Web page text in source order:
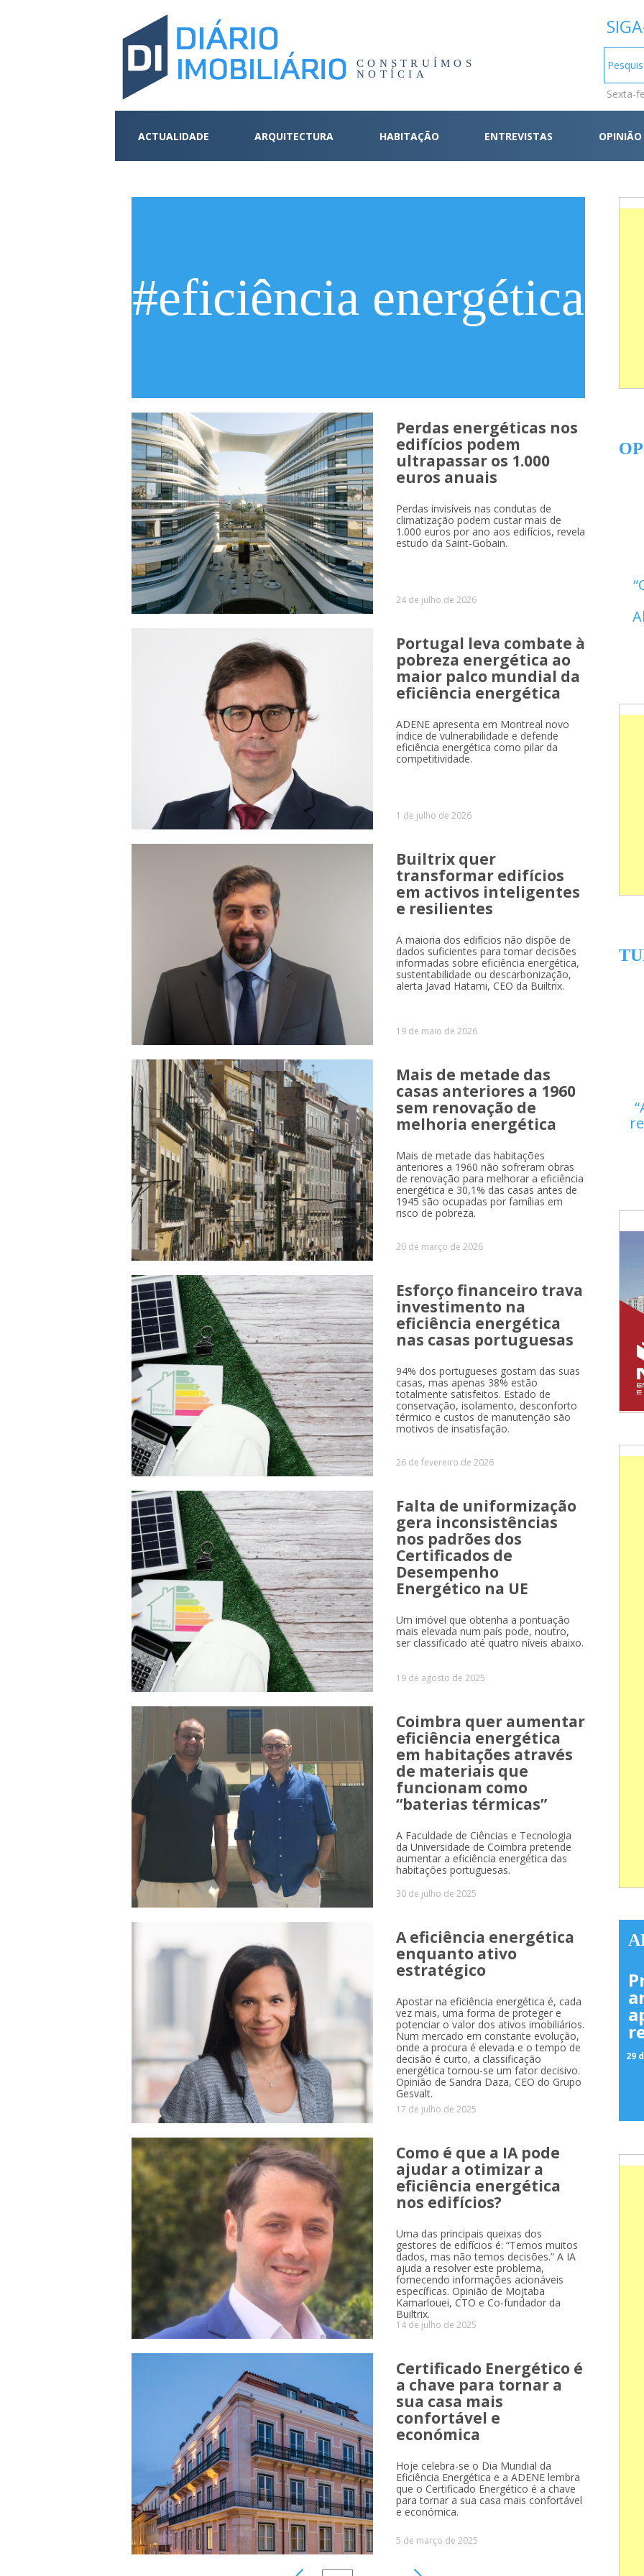
CONSTRUÍMOS
NOTÍCIA
Sexta-
ACTUALIDADE ARQUITECTURA HABITAÇÃO ENTREVISTAS OPINIÃO
#eficiência energética
Perdas energéticas nos
edifícios podem
ultrapassar os 1.000
euros anuais
Perdas invisíveis nas condutas de
climatização podem custar mais de
1.000 euros por ano aos edifícios, revela
estudo da Saint-Gobain.
24 de julho de 2026
Portugal leva combate à
pobreza energética ao
maior palco mundial da
eficiência energética
ADENE apresenta em Montreal novo
índice de vulnerabilidade e defende
eficiência energética como pilar da
competitividade.
1 de julho de 2026
Builtrix quer
transformar edifícios
em activos inteligentes
e resilientes
A maioria dos edifícios não dispõe de
dados suficientes para tomar decisões
informadas sobre eficiência energética,
sustentabilidade ou descarbonização,
alerta Javad Hatami, CEO da Builtrix.
19 de maio de 2026
Mais de metade das
casas anteriores a 1960
sem renovação de
melhoria energética
Mais de metade das habitações
anteriores a 1960 não sofreram obras
de renovação para melhorar a eficiência
energética e 30,1% das casas antes de
1945 são ocupadas por famílias em
risco de pobreza.
20 de março de 2026
Esforço financeiro trava
investimento na
eficiência energética
nas casas portuguesas
94% dos portugueses gostam das suas
casas, mas apenas 38% estão
totalmente satisfeitos. Estado de
conservação, isolamento, desconforto
térmico e custos de manutenção são
motivos de insatisfação.
26 de fevereiro de 2026
Falta de uniformização
gera inconsistências
nos padrões dos
Certificados de
Desempenho
Energético na UE
Um imóvel que obtenha a pontuação
mais elevada num país pode, noutro,
ser classificado até quatro níveis abaixo.
19 de agosto de 2025
Coimbra quer aumentar
eficiência energética
em habitações através
de materiais que
funcionam como
“baterias térmicas”
A Faculdade de Ciências e Tecnologia
da Universidade de Coimbra pretende
aumentar a eficiência energética das
habitações portuguesas.
30 de julho de 2025
A eficiência energética
enquanto ativo
estratégico
Apostar na eficiência energética é, cada
vez mais, uma forma de proteger e
potenciar o valor dos ativos imobiliários.
Num mercado em constante evolução,
onde a procura é elevada e o tempo de
decisão é curto, a classificação
energética tornou-se um fator decisivo.
Opinião de Sandra Daza, CEO do Grupo
Gesvalt.
17 de julho de 2025
Como é que a IA pode
ajudar a otimizar a
eficiência energética
nos edifícios?
Uma das principais queixas dos
gestores de edifícios é: “Temos muitos
dados, mas não temos decisões.” A IA
ajuda a resolver este problema,
fornecendo informações acionáveis
específicas. Opinião de Mojtaba
Kamarlouei, CTO e Co-fundador da
Builtrix.
14 de julho de 2025
Certificado Energético é
a chave para tornar a
sua casa mais
confortável e
económica
Hoje celebra-se o Dia Mundial da
Eficiência Energética e a ADENE lembra
que o Certificado Energético é a chave
para tornar a sua casa mais confortável
e económica.
5 de março de 2025
29